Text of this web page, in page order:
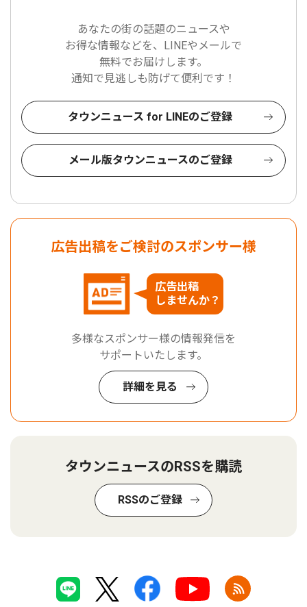
あなたの街の話題のニュースや
お得な情報などを、LINEやメールで
無料でお届けします。
通知で見逃しも防げて便利です！
タウンニュース for LINEのご登録
メール版タウンニュースのご登録
広告出稿をご検討のスポンサー様
広告出稿
しませんか？
多様なスポンサー様の情報発信を
サポートいたします。
詳細を見る
タウンニュースのRSSを購読
RSSのご登録